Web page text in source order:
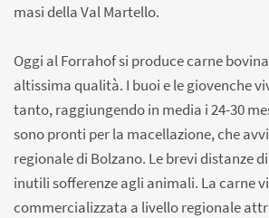
masi della Val Martello.
Oggi al Forrahof si produce carne
altissima qualità. I buoi e le giovenche
tanto, raggiungendo in media i 24-30
sono pronti per la macellazione, che
regionale di Bolzano. Le brevi distanze
inutili sofferenze agli animali. La carne
commercializzata a livello regionale